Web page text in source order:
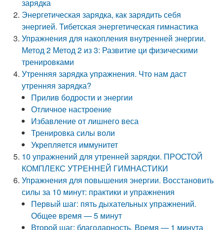
зарядка
Энергетическая зарядка, как зарядить себя
энергией. Тибетская энергетическая гимнастика
Упражнения для накопления внутренней энергии.
Метод 2 Метод 2 из 3: Развитие ци физическими
тренировками
Утренняя зарядка упражнения. Что нам даст
утренняя зарядка?
Прилив бодрости и энергии
Отличное настроение
Избавление от лишнего веса
Тренировка силы воли
Укрепляется иммунитет
10 упражнений для утренней зарядки. ПРОСТОЙ
КОМПЛЕКС УТРЕННЕЙ ГИМНАСТИКИ
Упражнения для повышения энергии. Восстановить
силы за 10 минут: практики и упражнения
Первый шаг: пять дыхательных упражнений.
Общее время — 5 минут
Второй шаг: благодарность. Время — 1 минута